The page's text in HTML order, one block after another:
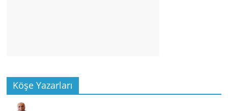
Köşe Yazarları